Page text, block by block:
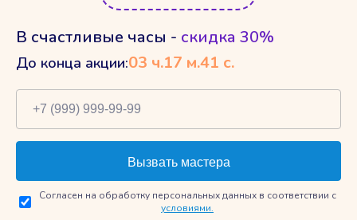
В счастливые часы - скидка 30%
До конца акции:03 ч.17 м.40 с.
Согласен на обработку персональных данных в соответствии с
условиями.